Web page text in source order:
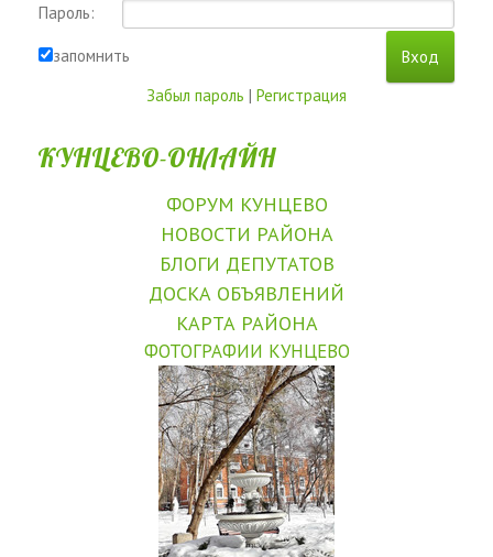
Пароль:
запомнить
Забыл пароль | Регистрация
КУНЦЕВО-ОНЛАЙН
ФОРУМ КУНЦЕВО
НОВОСТИ РАЙОНА
БЛОГИ ДЕПУТАТОВ
ДОСКА ОБЪЯВЛЕНИЙ
КАРТА РАЙОНА
ФОТОГРАФИИ КУНЦЕВО